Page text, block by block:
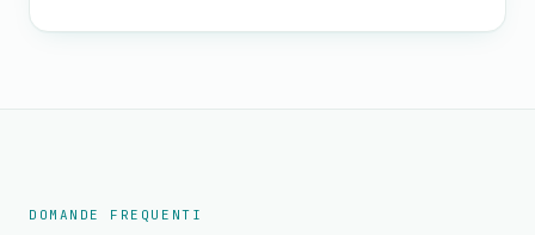
DOMANDE FREQUENTI